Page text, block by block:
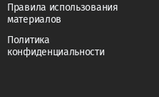
Правила использования
материалов
Политика
конфиденциальности